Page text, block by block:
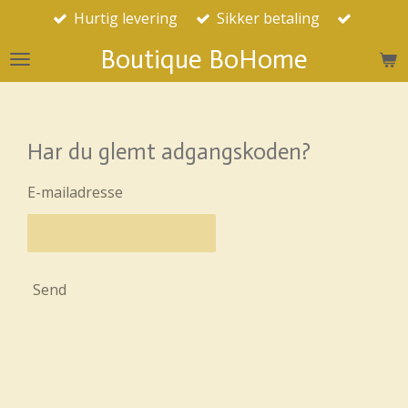
Spring
hovedindhold Boutique BoHome
Hurtig levering Sikker betaling
Har du glemt adgangskoden?
E-mailadresse
Send